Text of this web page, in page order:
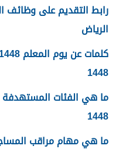
الرياض
1448
ما هي الفئات المستهدفة
1448
ما هي مهام مراقب المساجد